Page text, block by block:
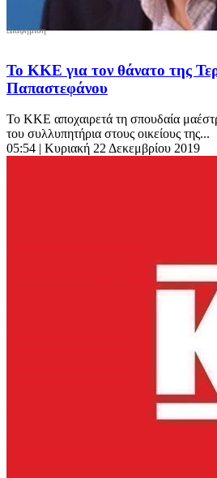
Το ΚΚΕ για τον θάνατο της
Παπαστεφάνου
Το ΚΚΕ αποχαιρετά τη σπουδαία
του συλλυπητήρια στους οικείους της...
05:54 | Κυριακή 22 Δεκεμβρίου 2019